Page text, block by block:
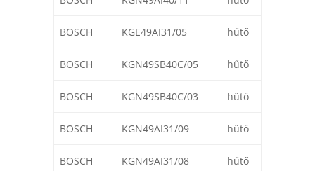
BOSCH KGE49AI31/05 hűtő
BOSCH KGN49SB40C/05 hűtő
BOSCH KGN49SB40C/03 hűtő
BOSCH KGN49AI31/09 hűtő
BOSCH KGN49AI31/08 hűtő